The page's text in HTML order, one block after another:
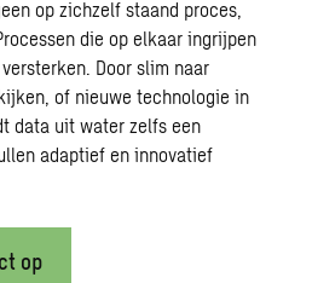
op zichzelf staand proces,
die op elkaar ingrijpen
Door slim naar
of nieuwe technologie in
data uit water zelfs een
adaptief en innovatief
op